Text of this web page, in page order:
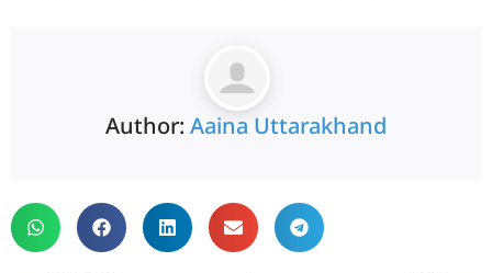
Author: Aaina Uttarakhand